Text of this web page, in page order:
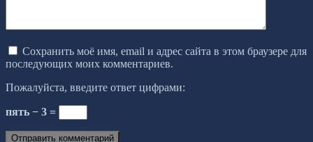
Сохранить моё имя, email и адрес сайта в этом браузере для
последующих моих комментариев.
Пожалуйста, введите ответ цифрами:
пять − 3 =